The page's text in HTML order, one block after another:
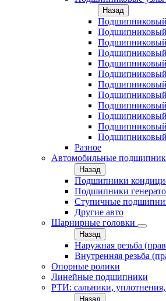
Назад
Подшипниковый
Подшипниковый
Подшипниковый
Подшипниковый
Подшипниковый
Подшипниковый
Подшипниковый
Подшипниковый
Разное
Автомобильные
Назад
Подшипники
Подшипники
Ступичные
Другие авто
Шарнирные головки
Назад
Наружная резьба
Внутренняя резьба
Опорные ролики
Линейные подшипники
РТИ: сальники,
Назад